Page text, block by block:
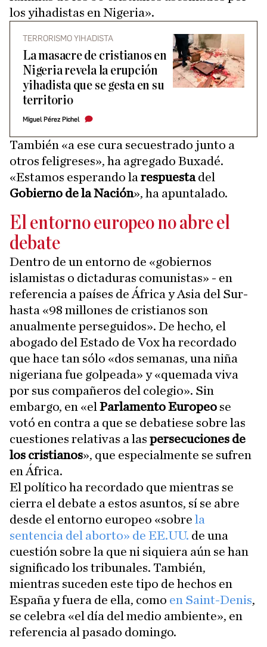
los yihadistas en Nigeria».
TERRORISMO YIHADISTA
La masacre de cristianos en
Nigeria revela la erupción
yihadista que se gesta en su
territorio
Miguel Pérez Pichel
También «a ese cura secuestrado junto a
otros feligreses», ha agregado Buxadé.
«Estamos esperando la respuestadel
Gobierno de la Nación», ha apuntalado.
El entorno europeo no abre el
debate
Dentro de un entorno de «gobiernos
islamistas o dictaduras comunistas» - en
referencia a países de África y Asia del Sur-
hasta «98 millones de cristianos son
anualmente perseguidos». De hecho, el
abogado del Estado de Vox ha recordado
que hace tan sólo «dos semanas, una niña
nigeriana fue golpeada» y «quemada viva
por sus compañeros del colegio». Sin
embargo, en «el Parlamento Europeo se
votó en contra a que se debatiese sobre las
cuestiones relativas a las persecuciones de
los cristianos», que especialmente se sufren
en África.
El político ha recordado que mientras se
cierra el debate a estos asuntos, sí se abre
desde el entorno europeo «sobre la
sentencia del aborto» de EE.UU. de una
cuestión sobre la que ni siquiera aún se han
significado los tribunales. También,
mientras suceden este tipo de hechos en
España y fuera de ella, como en Saint-Denis,
se celebra «el día del medio ambiente», en
referencia al pasado domingo.